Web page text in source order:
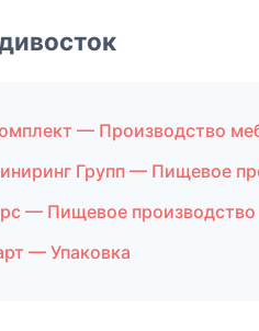
— Производство
Групп — Пищевое
— Пищевое производство
— Упаковка